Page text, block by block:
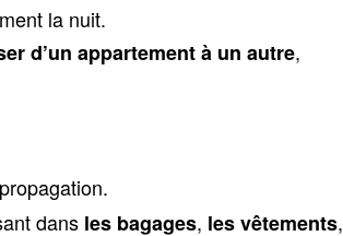
la nuit.
d’un appartement à un autre,
dans les bagages, les vêtements,